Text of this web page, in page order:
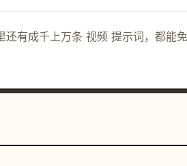
有成千上万条 视频 提示词，都能